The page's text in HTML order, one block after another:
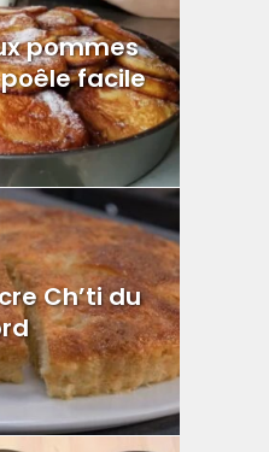
pommes
facile
Ch’ti du